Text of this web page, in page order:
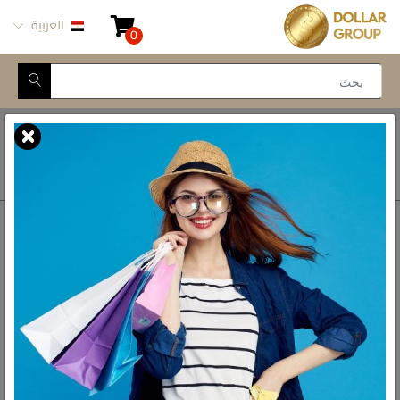
0 العربية
Closed for Maintenance
رواد الادوات المنزلية فى مصر
أتصل بنا
أحصل على الاتجاهات
ش المدينة المنورة -
محور طه حسين, 69 طه
حسين النزهة الجديدة -
القاهرة
الواتس اب
01093777446